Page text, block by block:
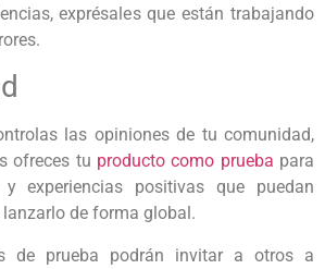
exprésales que están trabajando
las opiniones de tu comunidad,
ofreces tu producto como prueba para
experiencias positivas que puedan
de forma global.
de prueba podrán invitar a otros a